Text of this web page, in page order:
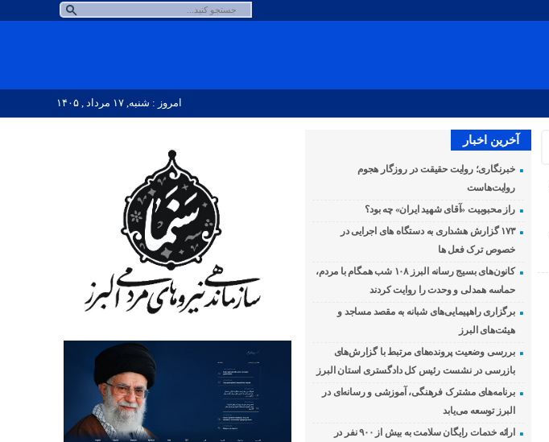
امروز : شنبه, ۱۷ مرداد , ۱۴۰۵
آخرین اخبار
خبرنگاری؛ روایت حقیقت در روزگار هجوم
روایت‌هاست
راز محبوبیت «آقای شهید ایران» چه بود؟
۱۷۳ گزارش هشداری به دستگاه های اجرایی در
خصوص ترک فعل ها
کانون‌های بسیج رسانه البرز ۱۰۸ شب همگام با مردم،
حماسه همدلی و وحدت را روایت کردند
برگزاری راهپیمایی‌های شبانه به مقصد مساجد و
هیئت‌های البرز
بررسی وضعیت پرونده‌های مرتبط با گزارش‌های
بازرسی در نشست رئیس کل دادگستری استان البرز
برنامه‌های مشترک فرهنگی، آموزشی و رسانه‌ای در
البرز توسعه می‌یابد
ارائه خدمات رایگان سلامت به بیش از ۹۰۰ نفر در